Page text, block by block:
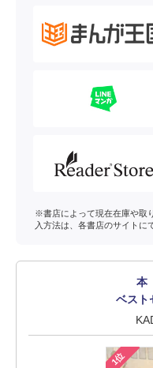
※書店によって現在在庫や取
入方法は、各書店のサイトに
本
ベスト
1位